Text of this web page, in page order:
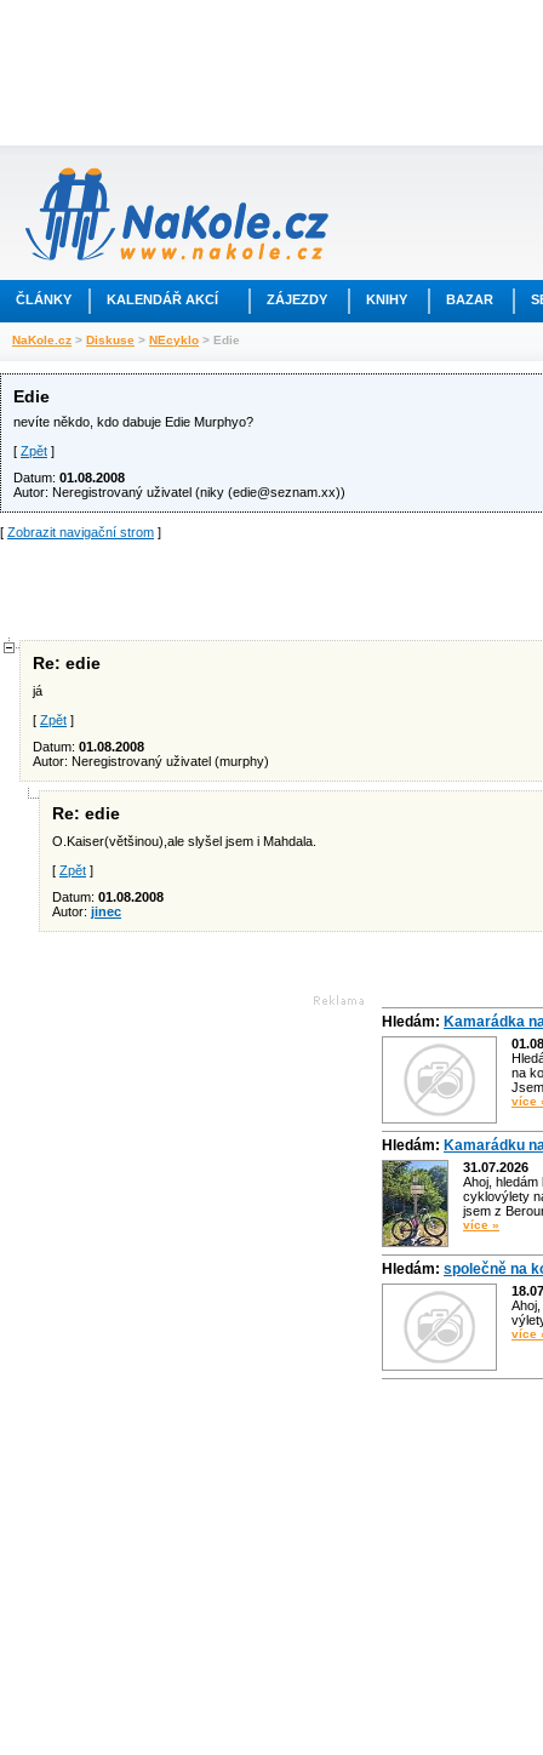
ČLÁNKY KALENDÁŘ AKCÍ ZÁJEZDY KNIHY BAZAR
NaKole.cz > Diskuse > NEcyklo > Edie
Edie
nevíte někdo, kdo dabuje Edie Murphyo?
[ Zpět ]
Datum: 01.08.2008
Autor: Neregistrovaný uživatel (niky (edie@seznam.xx))
[ Zobrazit navigační strom ]
Re: edie
já
[ Zpět ]
Datum: 01.08.2008
Autor: Neregistrovaný uživatel (murphy)
Re: edie
O.Kaiser(většinou),ale slyšel jsem i Mahdala.
[ Zpět ]
Datum: 01.08.2008
Autor: jinec
Hledám: Kamarádka
na
více
Hledám: Kamarádku
31.07.2026
Ahoj,
cyklovýlety
jsem z
více »
Hledám: společně na
více